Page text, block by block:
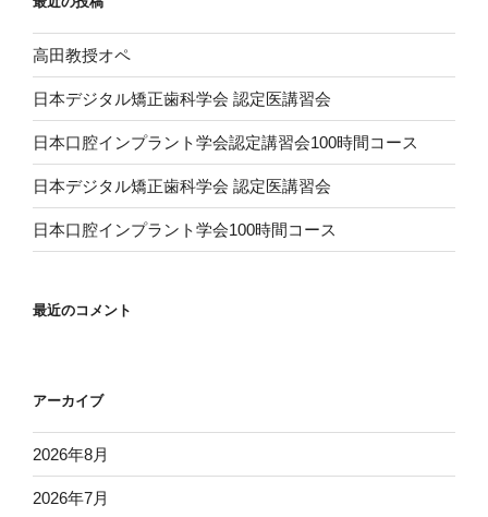
高田教授オペ
日本デジタル矯正歯科学会 認定医講習会
日本口腔インプラント学会認定講習会100時間コース
日本デジタル矯正歯科学会 認定医講習会
日本口腔インプラント学会100時間コース
最近のコメント
アーカイブ
2026年8月
2026年7月